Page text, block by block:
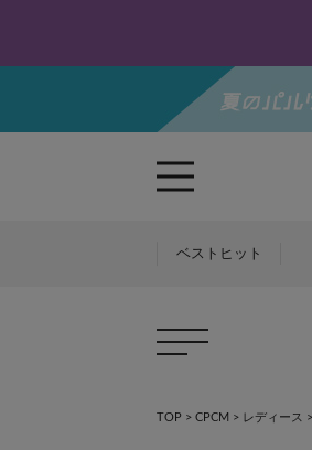
ベストヒット
TOP > CPCM > レディース >